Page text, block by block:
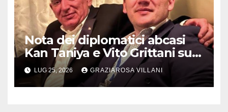
Nota dei diplomatici abcasi
Kan Taniya e Vito Grittani su
cosiddetto “ritiro
riconoscimento” di Abcasia e
Ossezia del Sud da parte della
LUG 25, 2026 GRAZIAROSA VILLANI